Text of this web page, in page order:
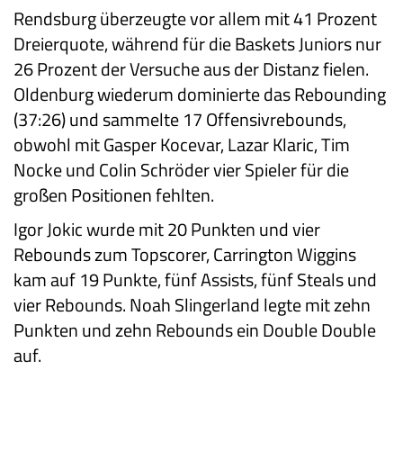
Rendsburg überzeugte vor allem mit 41 Prozent
Dreierquote, während für die Baskets Juniors nur
26 Prozent der Versuche aus der Distanz fielen.
Oldenburg wiederum dominierte das Rebounding
(37:26) und sammelte 17 Offensivrebounds,
obwohl mit Gasper Kocevar, Lazar Klaric, Tim
Nocke und Colin Schröder vier Spieler für die
großen Positionen fehlten.
Igor Jokic wurde mit 20 Punkten und vier
Rebounds zum Topscorer, Carrington Wiggins
kam auf 19 Punkte, fünf Assists, fünf Steals und
vier Rebounds. Noah Slingerland legte mit zehn
Punkten und zehn Rebounds ein Double Double
auf.